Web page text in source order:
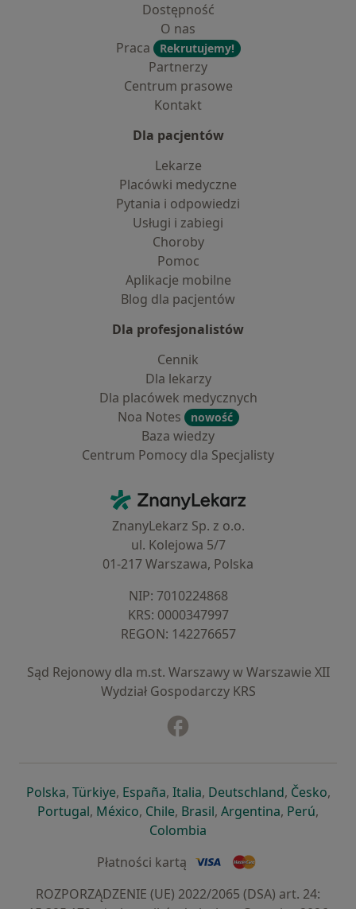
Dostępność
O nas
Praca
Rekrutujemy!
Partnerzy
Centrum prasowe
Kontakt
Dla pacjentów
Lekarze
Placówki medyczne
Pytania i odpowiedzi
Usługi i zabiegi
Choroby
Pomoc
Aplikacje mobilne
Blog dla pacjentów
Dla profesjonalistów
Cennik
Dla lekarzy
Dla placówek medycznych
Noa Notes
nowość
Baza wiedzy
Centrum Pomocy dla Specjalisty
ZnanyLekarz - Strona główna
ZnanyLekarz Sp. z o.o.
ul. Kolejowa 5/7
01-217 Warszawa, Polska
NIP: ⁠7010224868
KRS: ⁠0000347997
REGON: ⁠142276657
Sąd Rejonowy dla m.st. Warszawy w Warszawie XII
Wydział Gospodarczy KRS
Polskaotwiera się w nowej karcie
, Türkiyeotwiera się w nowej karcie
, Españaotwiera się w nowej karcie
, Italiaotwiera się w nowej
, Deutschlandotwiera się
, Česko,
Portugalotwiera się w nowej karcie
, Méxicootwiera się w nowej karcie
, Chileotwiera się w nowej karcie
, Brasilotwiera się w nowej
, Argentinaotwiera się
, Perú,
Colombia
Płatności kartą
ROZPORZĄDZENIE (UE) 2022/2065 (DSA) art. 24: